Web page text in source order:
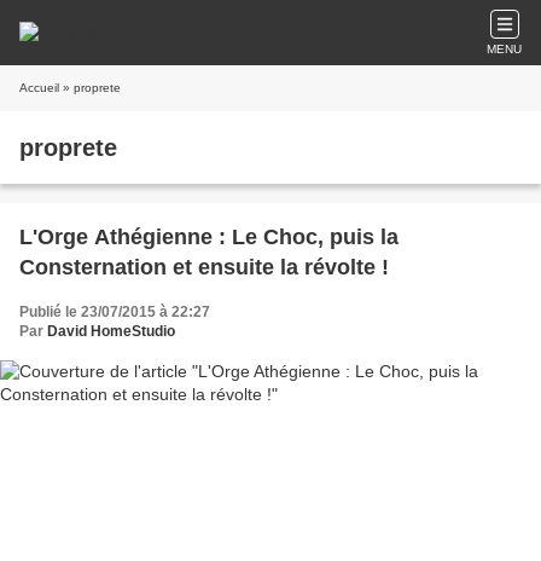
MENU
Accueil » proprete
proprete
L'Orge Athégienne : Le Choc, puis la
Consternation et ensuite la révolte !
Publié le 23/07/2015 à 22:27
Par David HomeStudio